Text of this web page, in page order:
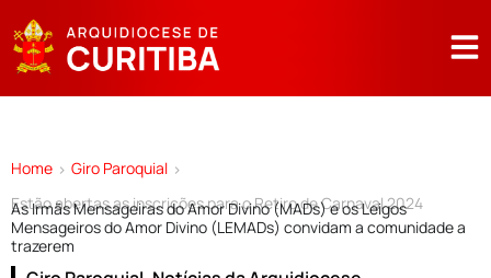
Home > Giro Paroquial >
Estão abertas as inscrições para o Retiro de Carnaval 2024
As Irmãs Mensageiras do Amor Divino (MADs) e os Leigos
Mensageiros do Amor Divino (LEMADs) convidam a comunidade a
trazerem